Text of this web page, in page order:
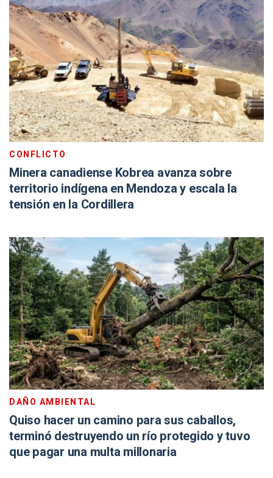
CONFLICTO
Minera canadiense Kobrea avanza sobre
territorio indígena en Mendoza y escala la
tensión en la Cordillera
DAÑO AMBIENTAL
Quiso hacer un camino para sus caballos,
terminó destruyendo un río protegido y tuvo
que pagar una multa millonaria